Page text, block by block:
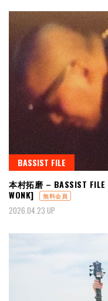
BASSIST FILE
本村拓磨 – BASSIST
WONK]
無料会員
2026.04.23 UP